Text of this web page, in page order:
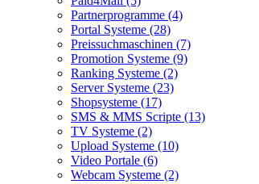
Partnerprogramme (4)
Portal Systeme (28)
Preissuchmaschinen (7)
Promotion Systeme (9)
Ranking Systeme (2)
Server Systeme (23)
Shopsysteme (17)
SMS & MMS Scripte (13)
TV Systeme (2)
Upload Systeme (10)
Video Portale (6)
Webcam Systeme (2)